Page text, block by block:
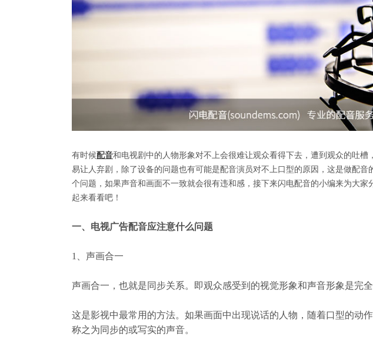
有时候配音和电视剧中的人物形象对不上会很难让观众看得下去，遭到观众的吐槽
易让人弃剧，除了设备的问题也有可能是配音演员对不上口型的原因，这是做配音
个问题，如果声音和画面不一致就会很有违和感，接下来闪电配音的小编来为大家
起来看看吧！
一、电视广告配音应注意什么问题
1 、声画合一
声画合一，也就是同步关系。即观众感受到的视觉形象和声音形象是完全
这是影视中最常用的方法。如果画面中出现说话的人物，随着口型的动
称之为同步的或写实的声音。